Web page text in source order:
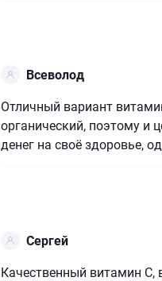
Всеволод
Отличный вариант
органический, поэтому и
денег на своё здоровье,
Сергей
Качественный витамин С,